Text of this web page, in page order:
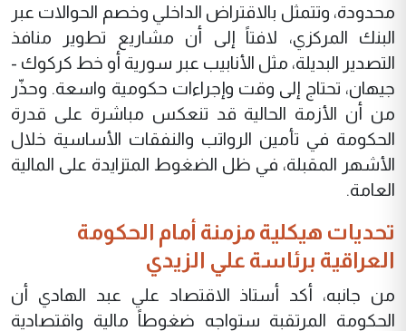
محدودة، وتتمثل بالاقتراض الداخلي وخصم الحوالات عبر
البنك المركزي، لافتاً إلى أن مشاريع تطوير منافذ
التصدير البديلة، مثل الأنابيب عبر سورية أو خط كركوك -
جيهان، تحتاج إلى وقت وإجراءات حكومية واسعة. وحذّر
من أن الأزمة الحالية قد تنعكس مباشرة على قدرة
الحكومة في تأمين الرواتب والنفقات الأساسية خلال
الأشهر المقبلة، في ظل الضغوط المتزايدة على المالية
العامة.
تحديات هيكلية مزمنة أمام الحكومة
العراقية برئاسة علي الزيدي
من جانبه، أكد أستاذ الاقتصاد علي عبد الهادي أن
الحكومة المرتقبة ستواجه ضغوطاً مالية واقتصادية